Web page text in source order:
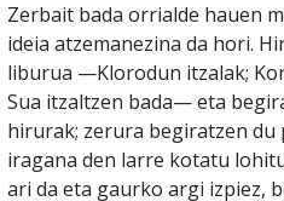
Zerbait bada orrialde hauen
ideia atzemanezina da hori.
liburua —Klorodun itzalak;
Sua itzaltzen bada— eta
hirurak; zerura begiratzen du
iragana den larre kotatu
ari da eta gaurko argi izpiez,